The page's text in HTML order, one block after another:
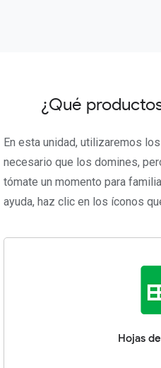
¿Qué
En esta unidad, utilizaremos
necesario que los domines,
tómate un momento para
ayuda, haz clic en los íconos
Hojas